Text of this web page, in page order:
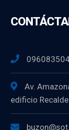
Av.
edificio Recalde